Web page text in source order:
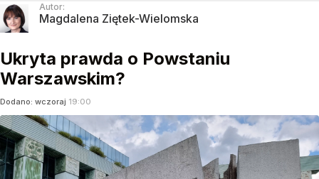
Autor:
Magdalena Ziętek-Wielomska
Ukryta prawda o Powstaniu
Warszawskim?
Dodano: wczoraj 19:00